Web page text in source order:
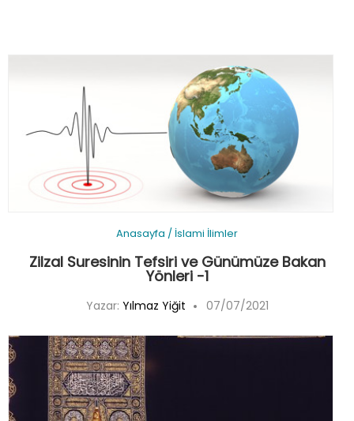
Anasayfa / İslami İlimler
Zilzal Suresinin Tefsiri ve Günümüze Bakan
Yönleri -1
Yazar: Yılmaz Yiğit 07/07/2021